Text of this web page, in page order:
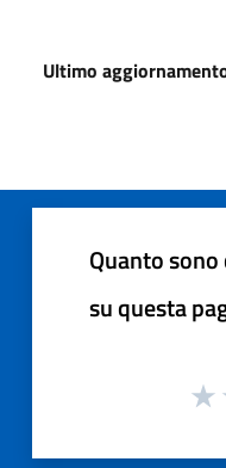
Ultimo
Quanto
su questa